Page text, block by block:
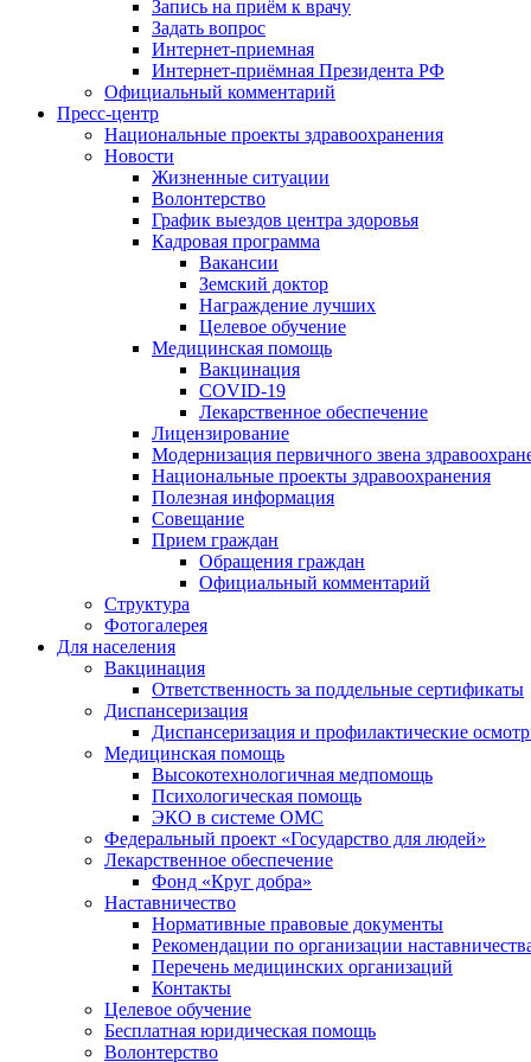
Запись на приём к врачу
Задать вопрос
Интернет-приемная
Интернет-приёмная Президента РФ
Официальный комментарий
Пресс-центр
Национальные проекты здравоохранения
Новости
Жизненные ситуации
Волонтерство
График выездов центра здоровья
Кадровая программа
Вакансии
Земский доктор
Награждение лучших
Целевое обучение
Медицинская помощь
Вакцинация
COVID-19
Лекарственное обеспечение
Лицензирование
Модернизация первичного звена
Национальные проекты здравоохранения
Полезная информация
Совещание
Прием граждан
Обращения граждан
Официальный комментарий
Структура
Фотогалерея
Для населения
Вакцинация
Ответственность за поддельные сертификаты
Диспансеризация
Диспансеризация и профилактические
Медицинская помощь
Высокотехнологичная медпомощь
Психологическая помощь
ЭКО в системе ОМС
Федеральный проект «Государство для людей»
Лекарственное обеспечение
Фонд «Круг добра»
Наставничество
Нормативные правовые документы
Рекомендации по организации
Перечень медицинских организаций
Контакты
Целевое обучение
Бесплатная юридическая помощь
Волонтерство